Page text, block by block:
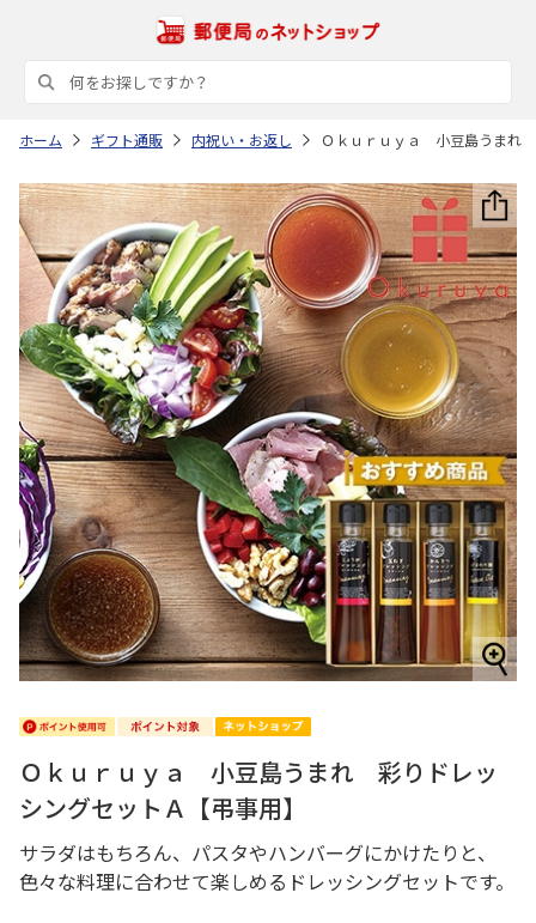
ホーム ギフト通販 内祝い・お返し Ｏｋｕｒｕｙａ 小豆島うまれ
Ｏｋｕｒｕｙａ 小豆島うまれ 彩りドレッ
シングセットＡ【弔事用】
サラダはもちろん、パスタやハンバーグにかけたりと、
色々な料理に合わせて楽しめるドレッシングセットです。